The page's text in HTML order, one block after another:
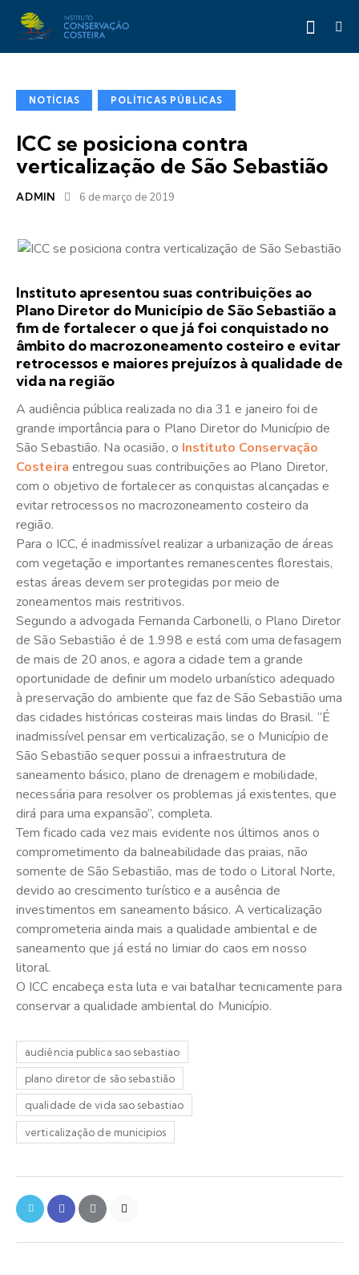
NOTÍCIAS POLÍTICAS PÚBLICAS
ICC se posiciona contra
verticalização de São Sebastião
ADMIN 6 de março de 2019
Instituto apresentou suas contribuições ao
Plano Diretor do Município de São Sebastião a
fim de fortalecer o que já foi conquistado no
âmbito do macrozoneamento costeiro e evitar
retrocessos e maiores prejuízos à qualidade de
vida na região
A audiência pública realizada no dia 31 e janeiro foi de
grande importância para o Plano Diretor do Município de
São Sebastião. Na ocasião, o Instituto Conservação
Costeira entregou suas contribuições ao Plano Diretor,
com o objetivo de fortalecer as conquistas alcançadas e
evitar retrocessos no macrozoneamento costeiro da
região.
Para o ICC, é inadmissível realizar a urbanização de áreas
com vegetação e importantes remanescentes florestais,
estas áreas devem ser protegidas por meio de
zoneamentos mais restritivos.
Segundo a advogada Fernanda Carbonelli, o Plano Diretor
de São Sebastião é de 1.998 e está com uma defasagem
de mais de 20 anos, e agora a cidade tem a grande
oportunidade de definir um modelo urbanístico adequado
à preservação do ambiente que faz de São Sebastião uma
das cidades históricas costeiras mais lindas do Brasil. “É
inadmissível pensar em verticalização, se o Município de
São Sebastião sequer possui a infraestrutura de
saneamento básico, plano de drenagem e mobilidade,
necessária para resolver os problemas já existentes, que
dirá para uma expansão”, completa.
Tem ficado cada vez mais evidente nos últimos anos o
comprometimento da balneabilidade das praias, não
somente de São Sebastião, mas de todo o Litoral Norte,
devido ao crescimento turístico e a ausência de
investimentos em saneamento básico. A verticalização
comprometeria ainda mais a qualidade ambiental e de
saneamento que já está no limiar do caos em nosso
litoral.
O ICC encabeça esta luta e vai batalhar tecnicamente para
conservar a qualidade ambiental do Município.
audiência publica sao sebastiao
plano diretor de são sebastião
qualidade de vida sao sebastiao
verticalização de municipios